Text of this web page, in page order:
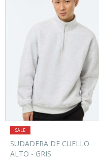
SUDADERA DE CUELLO
ALTO - GRIS